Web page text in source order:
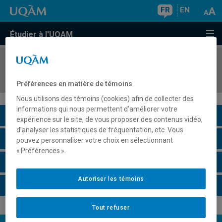
FR EN
Étudier à l'UQAM
COURS//
Description du cours
Horaire - Été 2026
Préférences en matière de témoins
Nous utilisons des témoins (cookies) afin de collecter des
informations qui nous permettent d’améliorer votre
expérience sur le site, de vous proposer des contenus vidéo,
d’analyser les statistiques de fréquentation, etc. Vous
pouvez personnaliser votre choix en sélectionnant
« Préférences ».
Tout refuser
Autoriser les témoins